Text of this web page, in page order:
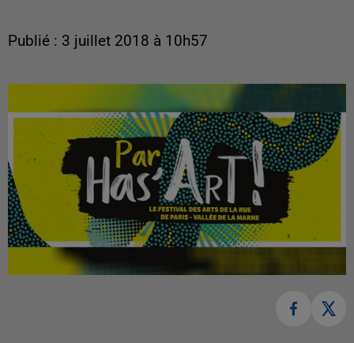
Publié : 3 juillet 2018 à 10h57